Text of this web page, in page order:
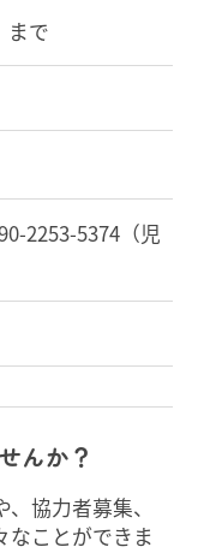
まで
2253-5374（児
んか？
協力者募集、
なことができま